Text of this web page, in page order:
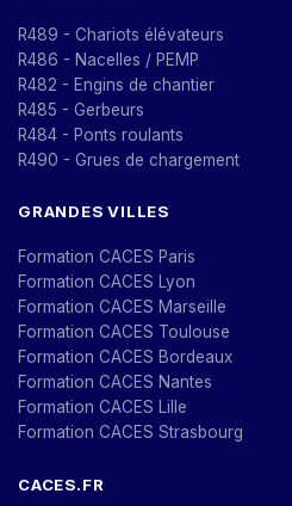
R489 - Chariots élévateurs
R486 - Nacelles / PEMP
R482 - Engins de chantier
R485 - Gerbeurs
R484 - Ponts roulants
R490 - Grues de chargement
GRANDES VILLES
Formation CACES Paris
Formation CACES Lyon
Formation CACES Marseille
Formation CACES Toulouse
Formation CACES Bordeaux
Formation CACES Nantes
Formation CACES Lille
Formation CACES Strasbourg
CACES.FR